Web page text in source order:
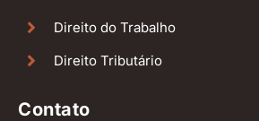
Direito do Trabalho
Direito Tributário
Contato